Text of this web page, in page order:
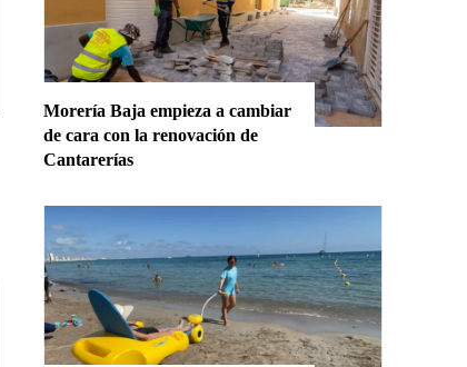
Morería Baja empieza a cambiar
de cara con la renovación de
Cantarerías